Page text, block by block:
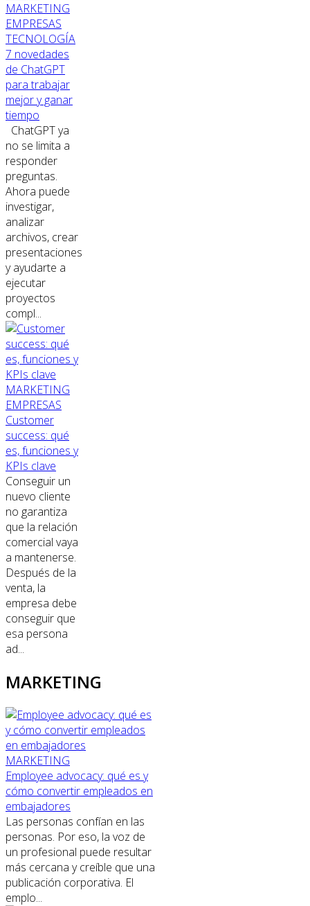
MARKETING
EMPRESAS
TECNOLOGÍA
7 novedades
de ChatGPT
para trabajar
mejor y ganar
tiempo
ChatGPT ya
no se limita a
responder
preguntas.
Ahora puede
investigar,
analizar
archivos, crear
presentaciones
y ayudarte a
ejecutar
proyectos
compl...
MARKETING
EMPRESAS
Customer
success: qué
es, funciones y
KPIs clave
Conseguir un
nuevo cliente
no garantiza
que la relación
comercial vaya
a mantenerse.
Después de la
venta, la
empresa debe
conseguir que
esa persona
ad...
MARKETING
MARKETING
Employee advocacy: qué es y
cómo convertir empleados en
embajadores
Las personas confían en las
personas. Por eso, la voz de
un profesional puede resultar
más cercana y creíble que una
publicación corporativa. El
emplo...